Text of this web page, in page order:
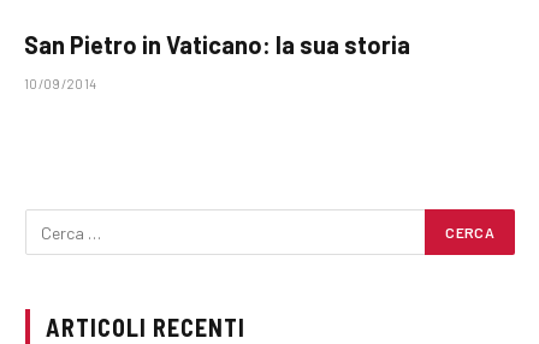
San Pietro in Vaticano: la sua storia
10/09/2014
ARTICOLI RECENTI